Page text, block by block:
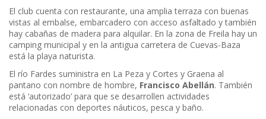
El club cuenta con restaurante, una amplia terraza con buenas
vistas al embalse, embarcadero con acceso asfaltado y también
hay cabañas de madera para alquilar. En la zona de Freila hay un
camping municipal y en la antigua carretera de Cuevas-Baza
está la playa naturista.
El río Fardes suministra en La Peza y Cortes y Graena al
pantano con nombre de hombre, Francisco Abellán. También
está ‘autorizado’ para que se desarrollen actividades
relacionadas con deportes náuticos, pesca y baño.